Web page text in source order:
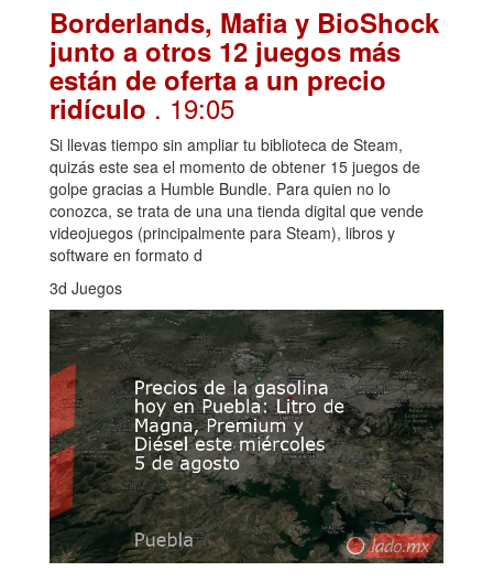
Borderlands, Mafia y BioShock
junto a otros 12 juegos más
están de oferta a un precio
ridículo . 19:05
Si llevas tiempo sin ampliar tu biblioteca de Steam,
quizás este sea el momento de obtener 15 juegos de
golpe gracias a Humble Bundle. Para quien no lo
conozca, se trata de una una tienda digital que vende
videojuegos (principalmente para Steam), libros y
software en formato d
3d Juegos